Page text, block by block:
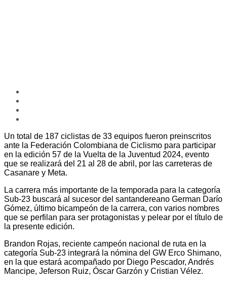
Un total de 187 ciclistas de 33 equipos fueron preinscritos
ante la Federación Colombiana de Ciclismo para participar
en la edición 57 de la Vuelta de la Juventud 2024, evento
que se realizará del 21 al 28 de abril, por las carreteras de
Casanare y Meta.
La carrera más importante de la temporada para la categoría
Sub-23 buscará al sucesor del santandereano German Darío
Gómez, último bicampeón de la carrera, con varios nombres
que se perfilan para ser protagonistas y pelear por el título de
la presente edición.
Brandon Rojas, reciente campeón nacional de ruta en la
categoría Sub-23 integrará la nómina del GW Erco Shimano,
en la que estará acompañado por Diego Pescador, Andrés
Mancipe, Jeferson Ruiz, Óscar Garzón y Cristian Vélez.